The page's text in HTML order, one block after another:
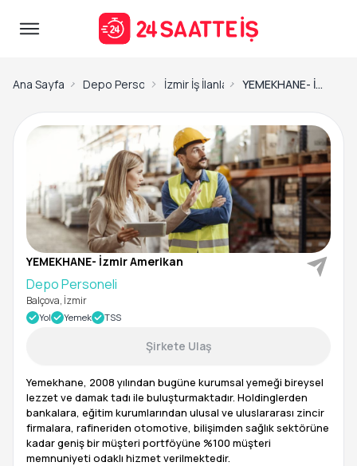
Ana Sayfa Depo Personeli İş İlanları
İzmir İş İlanları YEMEKHANE- İzmir Amerikan-Depo Personeli
YEMEKHANE- İzmir Amerikan
Depo Personeli
Balçova, İzmir
Yol Yemek TSS
Şirkete Ulaş
Yemekhane, 2008 yılından bugüne kurumsal yemeği bireysel
lezzet ve damak tadı ile buluşturmaktadır. Holdinglerden
bankalara, eğitim kurumlarından ulusal ve uluslararası zincir
firmalara, rafineriden otomotive, bilişimden sağlık sektörüne
kadar geniş bir müşteri portföyüne %100 müşteri
memnuniyeti odaklı hizmet verilmektedir.